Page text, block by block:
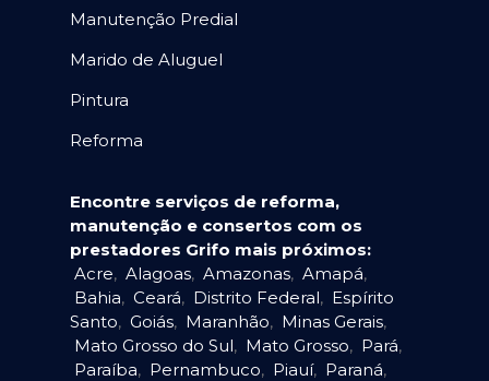
Manutenção Predial
Marido de Aluguel
Pintura
Reforma
Encontre serviços de reforma,
manutenção e consertos com os
prestadores Grifo mais próximos:
Acre, Alagoas, Amazonas, Amapá,
Bahia, Ceará, Distrito Federal, Espírito
Santo, Goiás, Maranhão, Minas Gerais,
Mato Grosso do Sul, Mato Grosso, Pará,
Paraíba, Pernambuco, Piauí, Paraná,